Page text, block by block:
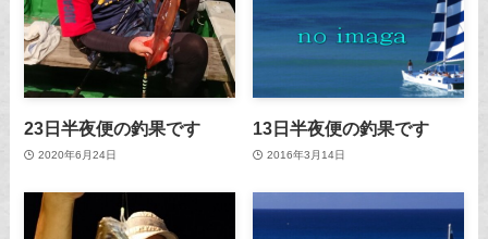
23日半夜便の釣果です
2020年6月24日
13日半夜便の釣果です
2016年3月14日